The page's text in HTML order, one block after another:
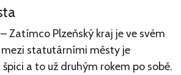
– Zatímco Plzeňský kraj je ve svém
mezi statutárními městy je
a to už druhým rokem po sobě.